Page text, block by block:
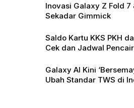
Inovasi Galaxy Z Fold 7
Sekadar Gimmick
Saldo Kartu KKS PKH
Cek dan Jadwal
Galaxy AI Kini
Ubah Standar TWS di